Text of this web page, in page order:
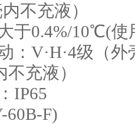
不充液）
于0.4%/10℃(使
：V·H·4级（外
充液）
IP65
F)